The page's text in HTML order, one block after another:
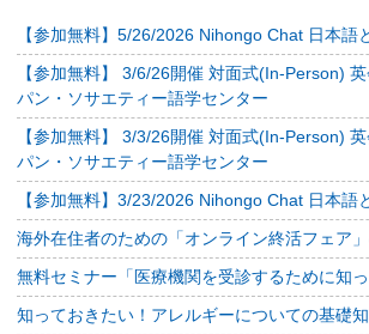
【参加無料】5/26/2026 Nihongo Chat 日本語
【参加無料】 3/6/26開催 対面式(In-Person)
パン・ソサエティー語学センター
【参加無料】 3/3/26開催 対面式(In-Person)
パン・ソサエティー語学センター
【参加無料】3/23/2026 Nihongo Chat 日本語
海外在住者のための「オンライン終活フェア
無料セミナー「医療機関を受診するために知っ
知っておきたい！アレルギーについての基礎